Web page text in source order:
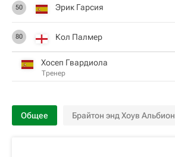
50 Эрик Гарсия
80 Кол Палмер
Хосеп Гвардиола
Тренер
Общее Брайтон энд Хоув Альбион